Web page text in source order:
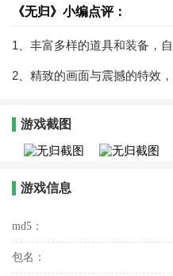
《无归》小编点评：
1、丰富多样的道具和装备，
2、精致的画面与震撼的特效
游戏截图
游戏信息
md5：
包名：